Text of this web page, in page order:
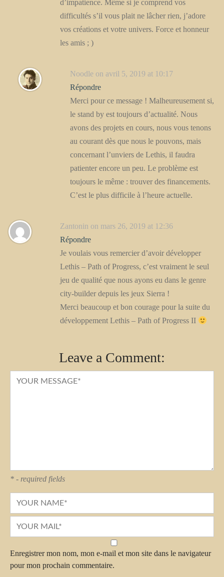
d’impatience. Même si je comprend vos
difficultés s’il vous plait ne lâcher rien, j’adore
vos créations et votre univers. Force et honneur
les amis ; )
Noodle on avril 5, 2019 at 10:17
Répondre
Merci pour ce message ! Malheureusement si,
le stand by est toujours d’actualité. Nous
avons des projets en cours, nous vous tenons
au courant dès que nous le pouvons, mais
concernant l’unviers de Lethis, il faudra
patienter encore un peu. Le problème est
toujours le même : trouver des financements.
C’est le plus difficile à l’heure actuelle.
Zantonin on mars 26, 2019 at 12:36
Répondre
Je voulais vous remercier d’avoir développer
Lethis – Path of Progress, c’est vraiment le seul
jeu de qualité que nous ayons eu dans le genre
city-builder depuis les jeux Sierra !
Merci beaucoup et bon courage pour la suite du
développement Lethis – Path of Progress II
Leave a Comment:
* - required fields
Enregistrer mon nom, mon e-mail et mon site dans le navigateur
pour mon prochain commentaire.